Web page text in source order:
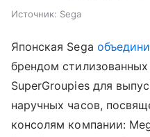
Источник: Sega
Японская Sega
брендом
SuperGroupies для
наручных часов,
консолям компании: